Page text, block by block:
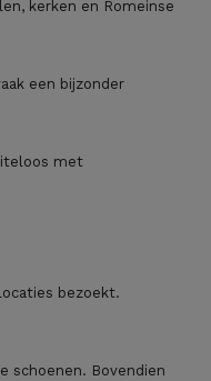
kerken en Romeinse
een bijzonder
met
bezoekt.
schoenen. Bovendien